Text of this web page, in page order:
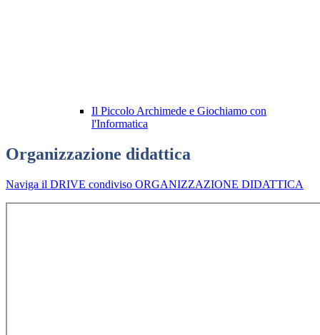
Il Piccolo Archimede e Giochiamo con
l'Informatica
Organizzazione didattica
Naviga il DRIVE condiviso ORGANIZZAZIONE DIDATTICA